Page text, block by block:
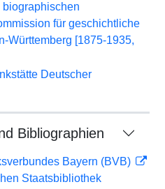
für geschichtliche
Württemberg [1875-1935,
Deutscher
Bibliographien
Bayern (BVB)
Staatsbibliothek